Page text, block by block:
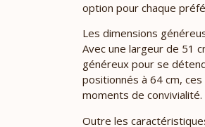
option pour chaque
Les dimensions
Avec une largeur de 51
généreux pour se
positionnés à 64 cm,
moments de convivialité.
Outre les